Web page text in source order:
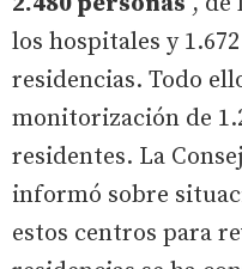
los hospitales y
residencias. Todo
monitorización de
residentes. La
informó sobre
estos centros para